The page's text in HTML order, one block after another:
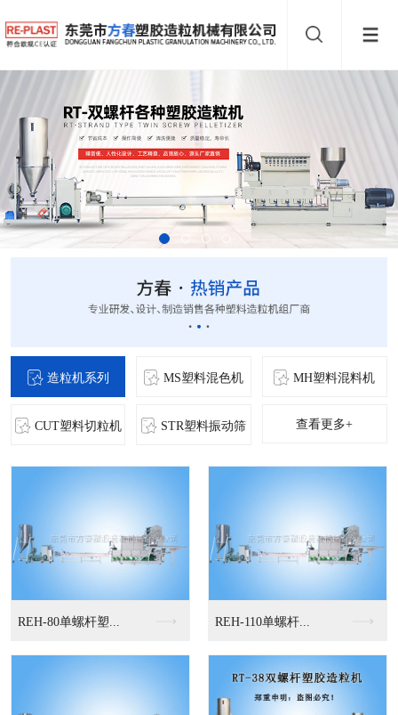
造粒机系列 MS塑料混色机 MH塑料混料机
CUT塑料切粒机 STR塑料振动筛 查看更多+
MS-立式混色机